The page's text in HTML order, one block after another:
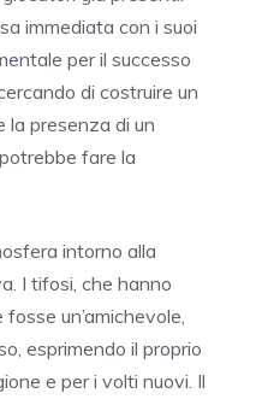
immediata con i suoi
per il successo
di costruire un
presenza di un
fare la
intorno alla
I tifosi, che hanno
un’amichevole,
esprimendo il proprio
e per i volti nuovi. Il